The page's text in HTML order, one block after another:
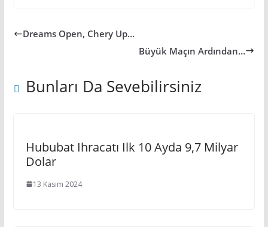
Dreams Open, Chery Up…
Büyük Maçın Ardından…
Bunları Da Sevebilirsiniz
Hububat Ihracatı Ilk 10 Ayda 9,7 Milyar
Dolar
13 Kasım 2024